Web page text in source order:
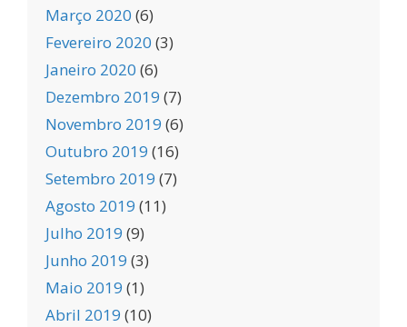
Março 2020 (6)
Fevereiro 2020 (3)
Janeiro 2020 (6)
Dezembro 2019 (7)
Novembro 2019 (6)
Outubro 2019 (16)
Setembro 2019 (7)
Agosto 2019 (11)
Julho 2019 (9)
Junho 2019 (3)
Maio 2019 (1)
Abril 2019 (10)